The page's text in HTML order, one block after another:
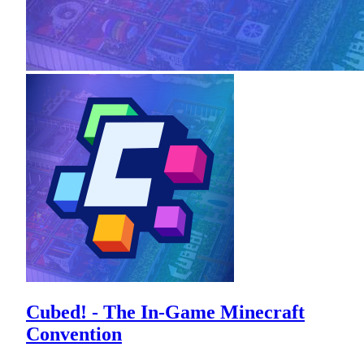
Cubed! - The In-Game Minecraft
Convention